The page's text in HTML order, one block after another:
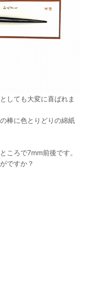
しても大変に喜ばれま
棒に色とりどりの綿紙
ころで7mm前後です。
ですか？